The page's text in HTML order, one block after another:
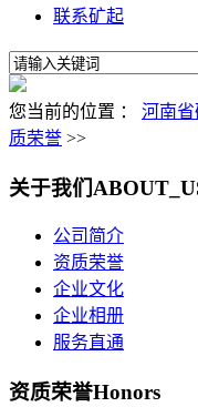
联系矿起
您当前的位置 ： 河南省
质荣誉 >>
关于我们
公司简介
资质荣誉
企业文化
企业相册
服务直通
资质荣誉Honors